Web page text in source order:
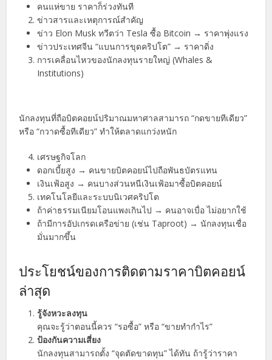
คนแห่ขาย ราคาก็ร่วงทันที
ข่าวสารและเหตุการณ์สำคัญ
ข่าว Elon Musk ทวีตว่า Tesla ซื้อ Bitcoin → ราคาพุ่งแรง
ข่าวประเทศจีน “แบนการขุดคริปโต” → ราคาดิ่ง
การเคลื่อนไหวของนักลงทุนรายใหญ่ (Whales &
Institutions)
นักลงทุนที่ถือบิตคอยน์ปริมาณมหาศาลสามารถ “กดขายทีเดียว”
หรือ “กวาดซื้อทีเดียว” ทำให้ตลาดแกว่งหนัก
เศรษฐกิจโลก
ดอกเบี้ยสูง → คนขายบิตคอยน์ไปถือพันธบัตรแทน
เงินเฟ้อสูง → คนบางส่วนหนีเงินเฟ้อมาซื้อบิตคอยน์
เทคโนโลยีและระบบนิเวศคริปโต
ถ้าค่าธรรมเนียมโอนแพงเกินไป → คนอาจเบื่อ ไม่อยากใช้
ถ้ามีการอัปเกรดเครือข่าย (เช่น Taproot) → นักลงทุนเชื่อ
มั่นมากขึ้น
ประโยชน์ของการติดตามราคาบิตคอยน์
ล่าสุด
รู้จังหวะลงทุน
คุณจะรู้ว่าตอนนี้ควร “รอซื้อ” หรือ “ขายทำกำไร”
ป้องกันความเสี่ยง
นักลงทุนสามารถตั้ง “จุดตัดขาดทุน” ได้ทัน ถ้ารู้ว่าราคา